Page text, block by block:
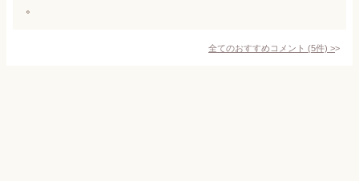
。
全てのおすすめコメント (5件) >